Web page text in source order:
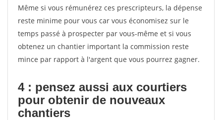
Même si vous rémunérez ces prescripteurs, la dépense
reste minime pour vous car vous économisez sur le
temps passé à prospecter par vous-même et si vous
obtenez un chantier important la commission reste
mince par rapport à l'argent que vous pourrez gagner.
4 : pensez aussi aux courtiers
pour obtenir de nouveaux
chantiers